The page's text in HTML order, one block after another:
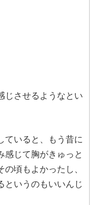
じさせるようなとい
ていると、もう昔に
感じて胸がきゅっと
頃もよかったし、
というのもいいんじ